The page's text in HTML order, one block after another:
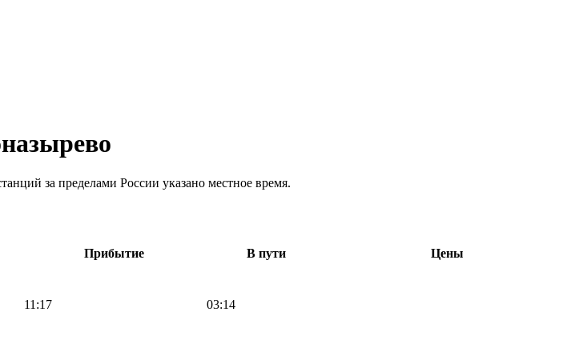
за пределами России указано местное время.
Прибытие В пути Цены
11:17 03:14